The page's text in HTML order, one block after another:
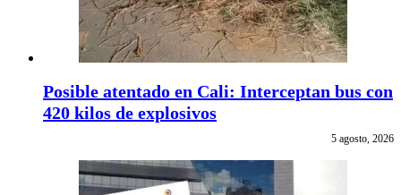
Posible atentado en Cali: Interceptan bus con
420 kilos de explosivos
5 agosto, 2026